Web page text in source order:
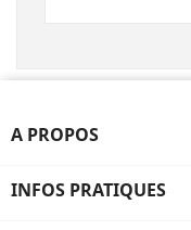
A PROPOS
INFOS PRATIQUES